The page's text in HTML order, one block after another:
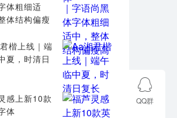
体粗细适
体结构偏瘦
楷上线｜端
夏，时清日
感上新10款
体
QQ群